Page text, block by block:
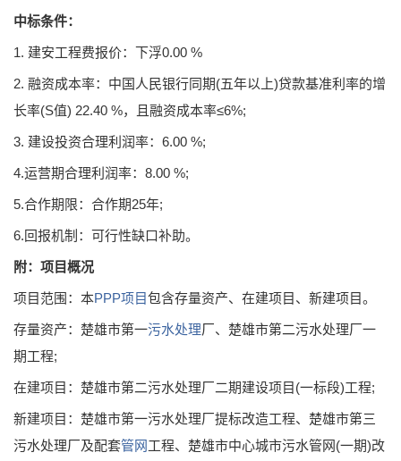
中标条件：
1. 建安工程费报价：下浮0.00 %
2. 融资成本率：中国人民银行同期(五年以上)贷款基准利率的增
长率(S值) 22.40 %，且融资成本率≤6%;
3. 建设投资合理利润率：6.00 %;
4.运营期合理利润率：8.00 %;
5.合作期限：合作期25年;
6.回报机制：可行性缺口补助。
附：项目概况
项目范围：本PPP项目包含存量资产、在建项目、新建项目。
存量资产：楚雄市第一污水处理厂、楚雄市第二污水处理厂一
期工程;
在建项目：楚雄市第二污水处理厂二期建设项目(一标段)工程;
新建项目：楚雄市第一污水处理厂提标改造工程、楚雄市第三
污水处理厂及配套管网工程、楚雄市中心城市污水管网(一期)改